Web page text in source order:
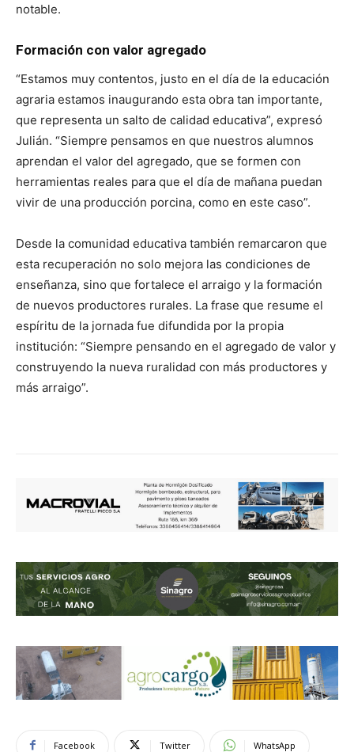
notable.
Formación con valor agregado
“Estamos muy contentos, justo en el día de la educación
agraria estamos inaugurando esta obra tan importante,
que representa un salto de calidad educativa”, expresó
Julián. “Siempre pensamos en que nuestros alumnos
aprendan el valor del agregado, que se formen con
herramientas reales para que el día de mañana puedan
vivir de una producción porcina, como en este caso”.
Desde la comunidad educativa también remarcaron que
esta recuperación no solo mejora las condiciones de
enseñanza, sino que fortalece el arraigo y la formación
de nuevos productores rurales. La frase que resume el
espíritu de la jornada fue difundida por la propia
institución: “Siempre pensando en el agregado de valor y
construyendo la nueva ruralidad con más productores y
más arraigo”.
Facebook Twitter WhatsApp